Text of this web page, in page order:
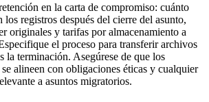
en la carta de compromiso: cuánto
los registros después del cierre del asunto,
originales y tarifas por almacenamiento a
el proceso para transferir archivos
la terminación. Asegúrese de que los
alineen con obligaciones éticas y cualquier
a asuntos migratorios.